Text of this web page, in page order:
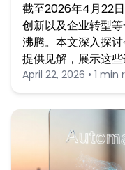
截至2026年4月22
创新以及企业转型
沸腾。本文深入探
提供见解，展示这
April 22, 2026 • 1 min